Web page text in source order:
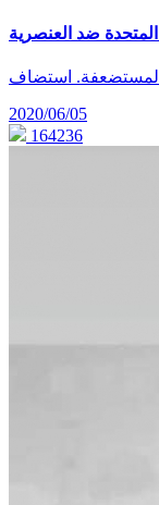
ضد العنصرية
2020/06/05
164236